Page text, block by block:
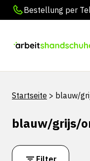
Bestellung per
Startseite > blauw/
blauw/grijs/
Filter